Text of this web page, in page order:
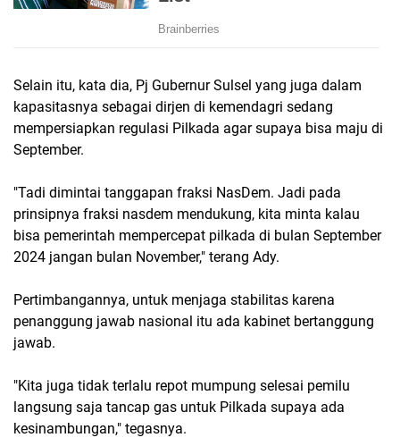
Selain itu, kata dia, Pj Gubernur Sulsel yang juga dalam
kapasitasnya sebagai dirjen di kemendagri sedang
mempersiapkan regulasi Pilkada agar supaya bisa maju di
September.
"Tadi dimintai tanggapan fraksi NasDem. Jadi pada
prinsipnya fraksi nasdem mendukung, kita minta kalau
bisa pemerintah mempercepat pilkada di bulan September
2024 jangan bulan November," terang Ady.
Pertimbangannya, untuk menjaga stabilitas karena
penanggung jawab nasional itu ada kabinet bertanggung
jawab.
"Kita juga tidak terlalu repot mumpung selesai pemilu
langsung saja tancap gas untuk Pilkada supaya ada
kesinambungan," tegasnya.